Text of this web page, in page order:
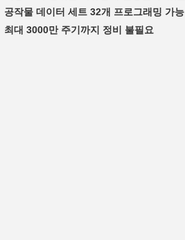
공작물 데이터 세트 32개 프로그래밍 가능
최대 3000만 주기까지 정비 불필요